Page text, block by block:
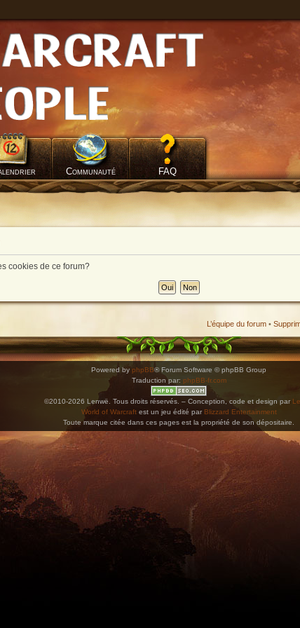
Communauté FAQ
cookies de ce forum?
L’équipe du forum •
Powered by phpBB® Forum Software © phpBB Group
Traduction par: phpBB-fr.com
©2010-2026 Lenwë. Tous droits réservés. – Conception, code et design par
World of Warcraftest un jeu édité par Blizzard Entertainment
Toute marque citée dans ces pages est la propriété de son dépositaire.
applications. Copiez l'adresse et collez-la dans n'importe quelle application de type